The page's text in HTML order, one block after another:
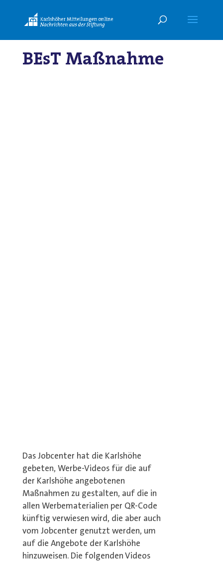
BEsT Maßnahme
Das Jobcenter hat die Karlshöhe
gebeten, Werbe-Videos für die auf
der Karlshöhe angebotenen
Maßnahmen zu gestalten, auf die in
allen Werbematerialien per QR-Code
künftig verwiesen wird, die aber auch
vom Jobcenter genutzt werden, um
auf die Angebote der Karlshöhe
hinzuweisen. Die folgenden Videos